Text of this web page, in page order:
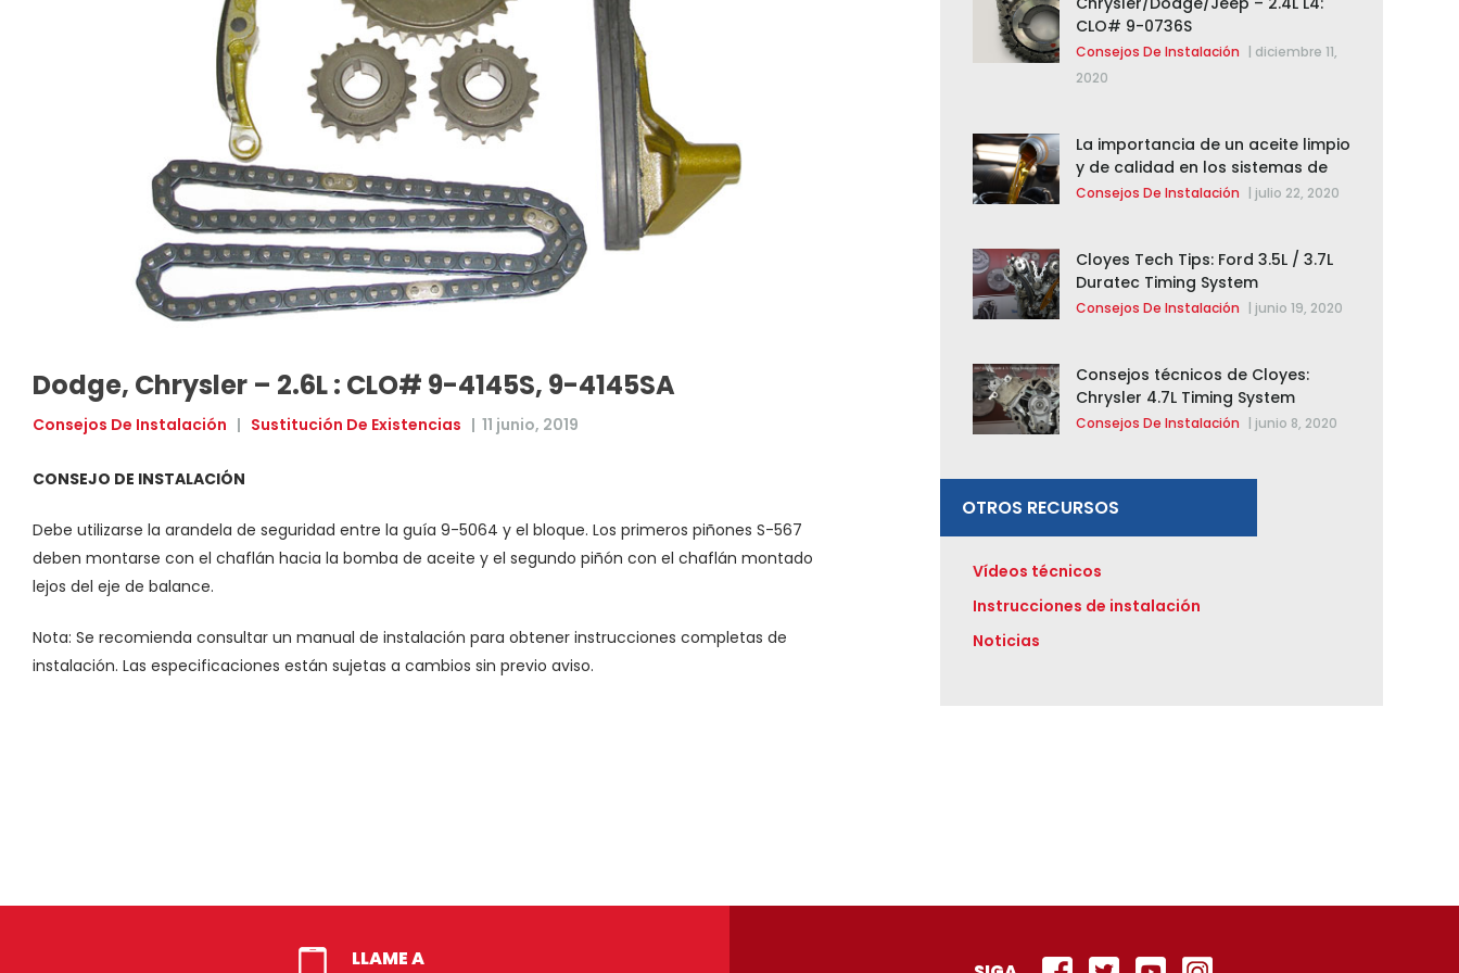
Dodge, Chrysler – 2.6L : CLO# 9-4145S, 9-4145SA
Consejos De Instalación | Sustitución De Existencias | 11 junio, 2019
CONSEJO DE INSTALACIÓN
Debe utilizarse la arandela de seguridad entre la guía 9-5064 y el bloque. Los primeros piñones S-567
deben montarse con el chaflán hacia la bomba de aceite y el segundo piñón con el chaflán montado
lejos del eje de balance.
Nota: Se recomienda consultar un manual de instalación para obtener instrucciones completas de
instalación. Las especificaciones están sujetas a cambios sin previo aviso.
CLO# 9-0736S
Consejos De Instalación | diciembre 11,
2020
La importancia de un aceite limpio
y de calidad en los sistemas de
cadena de distribución
Consejos De Instalación | julio 22, 2020
Cloyes Tech Tips: Ford 3.5L / 3.7L
Duratec Timing System
Replacement
Consejos De Instalación | junio 19, 2020
Consejos técnicos de Cloyes:
Chrysler 4.7L Timing System
Replacement
Consejos De Instalación | junio 8, 2020
OTROS RECURSOS
Vídeos técnicos
Instrucciones de instalación
Noticias
LLAME A